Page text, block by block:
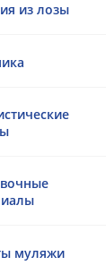
из лозы
муляжи